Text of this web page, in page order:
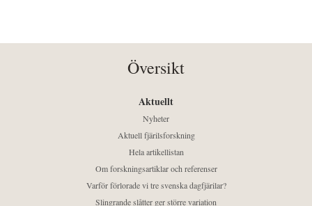
Översikt
Aktuellt
Nyheter
Aktuell fjärilsforskning
Hela artikellistan
Om forskningsartiklar och referenser
Varför förlorade vi tre svenska dagfjärilar?
Slingrande slåtter ger större variation